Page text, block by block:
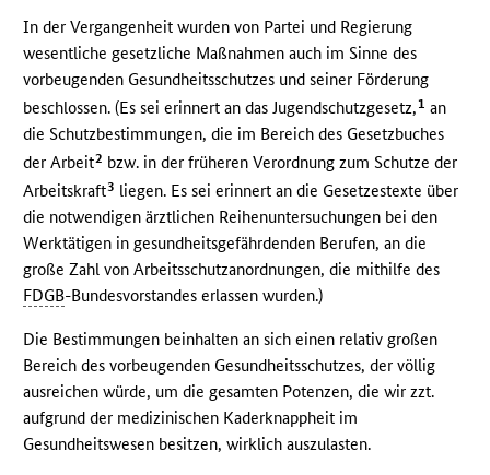
In der Vergangenheit wurden von Partei und Regierung
wesentliche gesetzliche Maßnahmen auch im Sinne des
vorbeugenden Gesundheitsschutzes und seiner Förderung
beschlossen. (Es sei erinnert an das Jugendschutzgesetz,1 an
die Schutzbestimmungen, die im Bereich des Gesetzbuches
der Arbeit2 bzw. in der früheren Verordnung zum Schutze der
Arbeitskraft3 liegen. Es sei erinnert an die Gesetzestexte über
die notwendigen ärztlichen Reihenuntersuchungen bei den
Werktätigen in gesundheitsgefährdenden Berufen, an die
große Zahl von Arbeitsschutzanordnungen, die mithilfe des
FDGB-Bundesvorstandes erlassen wurden.)
Die Bestimmungen beinhalten an sich einen relativ großen
Bereich des vorbeugenden Gesundheitsschutzes, der völlig
ausreichen würde, um die gesamten Potenzen, die wir zzt.
aufgrund der medizinischen Kaderknappheit im
Gesundheitswesen besitzen, wirklich auszulasten.